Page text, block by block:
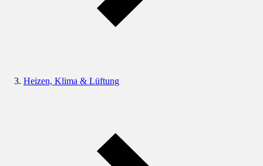
Heizen, Klima & Lüftung